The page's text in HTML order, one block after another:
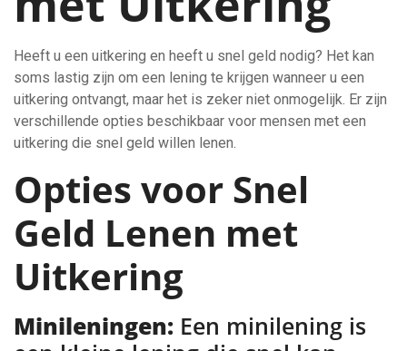
Heeft u een uitkering en heeft u snel geld nodig? Het kan
soms lastig zijn om een lening te krijgen wanneer u een
uitkering ontvangt, maar het is zeker niet onmogelijk. Er zijn
verschillende opties beschikbaar voor mensen met een
uitkering die snel geld willen lenen.
Opties voor Snel
Geld Lenen met
Uitkering
Minileningen: Een minilening is